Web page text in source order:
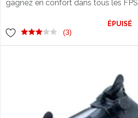
gagnez en confort dans tous les FPS
(3)
ÉPUISÉ